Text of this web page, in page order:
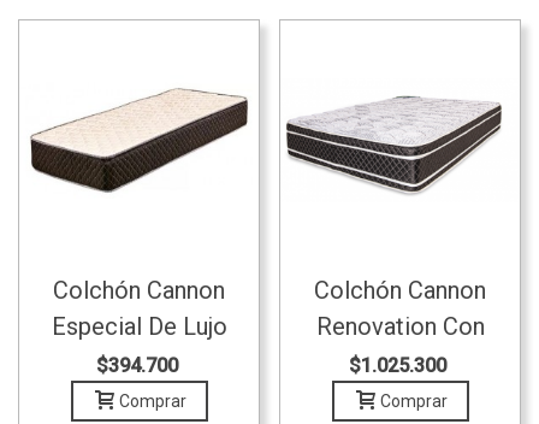
Colchón Cannon
Especial De Lujo
100x190
$394.700
Comprar
Colchón Cannon
Renovation Con
Pillow 140x190
$1.025.300
Comprar